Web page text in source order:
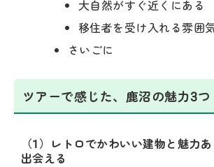
大自然がすぐ近くにある
移住者を受け入れる雰囲
さいごに
ツアーで感じた、鹿沼の魅力3つ
（1）レトロでかわいい建物と魅力
出会える